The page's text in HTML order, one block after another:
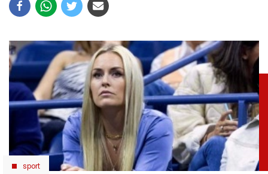
sport